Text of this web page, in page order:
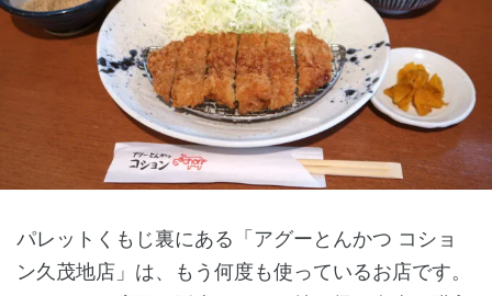
パレットくもじ裏にある「アグーとんかつ コショ
ン久茂地店」は、もう何度も使っているお店です。